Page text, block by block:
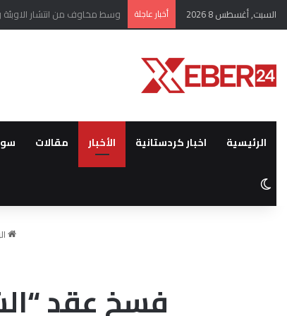
السبت, أغسطس 8 2026 أخبار عاجلة مسؤول كردي يكشف أهمية
الرئيسية اخبار كردستانية الأخبار مقالات
الوضع المظلم
فسخ عقد